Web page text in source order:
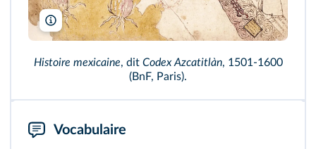
BnF
Histoire mexicaine, dit Codex Azcatitlàn, 1501-1600
(BnF, Paris).
Vocabulaire